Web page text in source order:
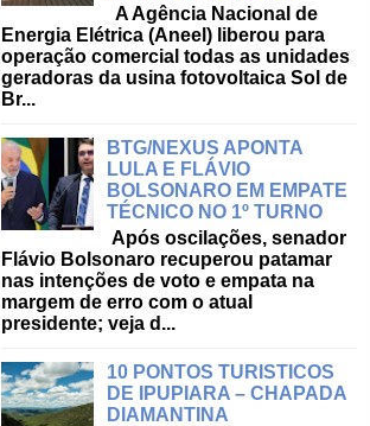
A Agência Nacional de
Energia Elétrica (Aneel) liberou para
operação comercial todas as unidades
geradoras da usina fotovoltaica Sol de
Br...
BTG/NEXUS APONTA
LULA E FLÁVIO
BOLSONARO EM EMPATE
TÉCNICO NO 1º TURNO
Após oscilações, senador
Flávio Bolsonaro recuperou patamar
nas intenções de voto e empata na
margem de erro com o atual
presidente; veja d...
10 PONTOS TURISTICOS
DE IPUPIARA – CHAPADA
DIAMANTINA